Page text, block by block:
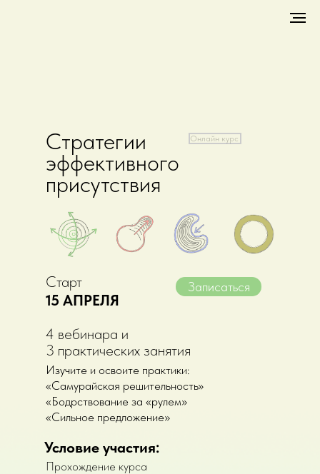
Стратегии
эффективного
присутствия
Условие участия:
Изучите и освоите практики:
«Самурайская решительность»
«Бодрствование за «рулем»
«Сильное предложение»
Онлайн курс
Старт
15 АПРЕЛЯ
4 вебинара и
3 практических занятия
Прохождение курса
Записаться